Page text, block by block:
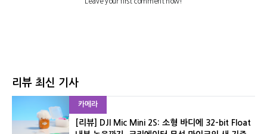
리뷰 최신 기사
카메라
[리뷰] DJI Mic Mini 2S: 소형 바디에 32-bit Float